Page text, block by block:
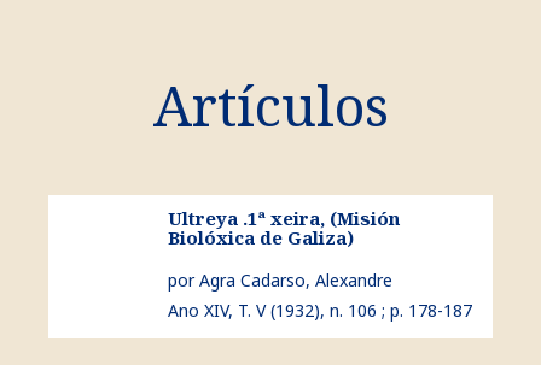
Artículos
ver Ultreya .1ª xeira, (Misión Biolóxica de Galiza)
Ultreya .1ª xeira, (Misión
Biolóxica de Galiza)
por Agra Cadarso, Alexandre
Ano XIV, T. V (1932), n. 106 ; p. 178-187